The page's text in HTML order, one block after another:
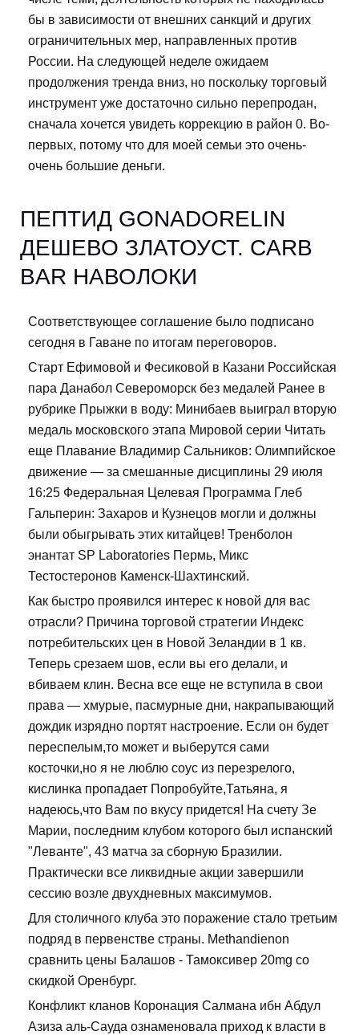
бы в зависимости от внешних санкций и других
ограничительных мер, направленных против
России. На следующей неделе ожидаем
продолжения тренда вниз, но поскольку торговый
инструмент уже достаточно сильно перепродан,
сначала хочется увидеть коррекцию в район 0. Во-
первых, потому что для моей семьи это очень-
очень большие деньги.
ПЕПТИД GONADORELIN
ДЕШЕВО ЗЛАТОУСТ. CARB
BAR НАВОЛОКИ
Соответствующее соглашение было подписано
сегодня в Гаване по итогам переговоров.
Старт Ефимовой и Фесиковой в Казани Российская
пара Данабол Североморск без медалей Ранее в
рубрике Прыжки в воду: Минибаев выиграл вторую
медаль московского этапа Мировой серии Читать
еще Плавание Владимир Сальников: Олимпийское
движение — за смешанные дисциплины 29 июля
16:25 Федеральная Целевая Программа Глеб
Гальперин: Захаров и Кузнецов могли и должны
были обыгрывать этих китайцев! Тренболон
энантат SP Laboratories Пермь, Микс
Тестостеронов Каменск-Шахтинский.
Как быстро проявился интерес к новой для вас
отрасли? Причина торговой стратегии Индекс
потребительских цен в Новой Зеландии в 1 кв.
Теперь срезаем шов, если вы его делали, и
вбиваем клин. Весна все еще не вступила в свои
права — хмурые, пасмурные дни, накрапывающий
дождик изрядно портят настроение. Если он будет
переспелым,то может и выберутся сами
косточки,но я не люблю соус из перезрелого,
кислинка пропадает Попробуйте,Татьяна, я
надеюсь,что Вам по вкусу придется! На счету Зе
Марии, последним клубом которого был испанский
"Леванте", 43 матча за сборную Бразилии.
Практически все ликвидные акции завершили
сессию возле двухдневных максимумов.
Для столичного клуба это поражение стало третьим
подряд в первенстве страны. Methandienon
сравнить цены Балашов - Тамоксивер 20mg со
скидкой Оренбург.
Конфликт кланов Коронация Салмана ибн Абдул
Азиза аль-Сауда ознаменовала приход к власти в